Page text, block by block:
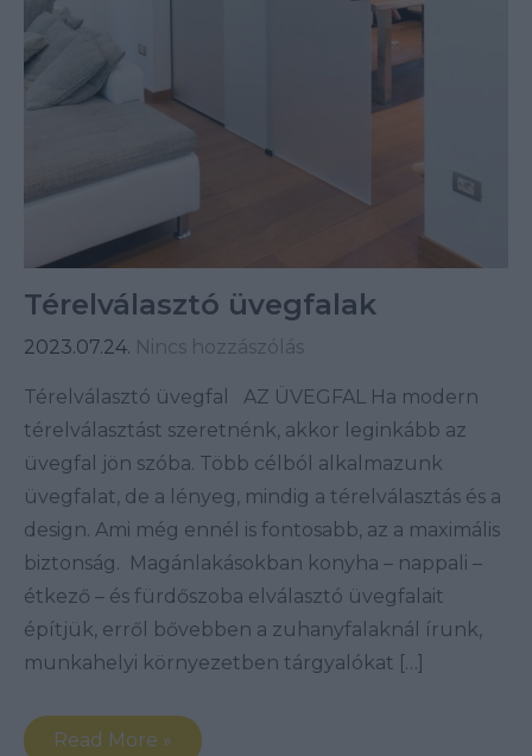
Térelválasztó üvegfalak
2023.07.24. Nincs hozzászólás
Térelválasztó üvegfal AZ ÜVEGFAL Ha modern
térelválasztást szeretnénk, akkor leginkább az
üvegfal jön szóba. Több célból alkalmazunk
üvegfalat, de a lényeg, mindig a térelválasztás és a
design. Ami még ennél is fontosabb, az a maximális
biztonság. Magánlakásokban konyha – nappali –
étkező – és fürdőszoba elválasztó üvegfalait
építjük, erről bővebben a zuhanyfalaknál írunk,
munkahelyi környezetben tárgyalókat […]
Read More »